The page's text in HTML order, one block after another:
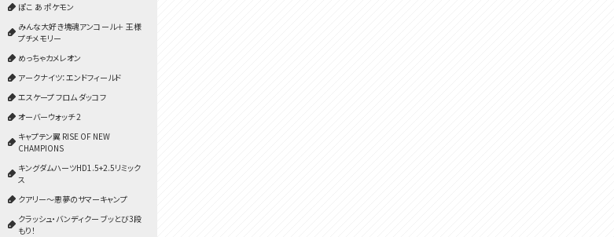
ぽこ あ ポケモン
みんな大好き塊魂アンコール＋ 王様
プチメモリー
めっちゃカメレオン
アークナイツ：エンドフィールド
エスケープ フロム ダッコフ
オーバーウォッチ 2
キャプテン翼 RISE OF NEW
CHAMPIONS
キングダムハーツHD1.5+2.5リミック
ス
クアリー～悪夢のサマーキャンプ
クラッシュ・バンディクー ブッとび3段
もり！